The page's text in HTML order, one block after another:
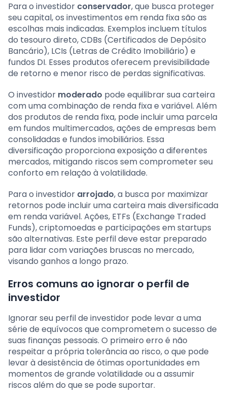
Para o investidor conservador, que busca proteger
seu capital, os investimentos em renda fixa são as
escolhas mais indicadas. Exemplos incluem títulos
do tesouro direto, CDBs (Certificados de Depósito
Bancário), LCIs (Letras de Crédito Imobiliário) e
fundos DI. Esses produtos oferecem previsibilidade
de retorno e menor risco de perdas significativas.
O investidor moderado pode equilibrar sua carteira
com uma combinação de renda fixa e variável. Além
dos produtos de renda fixa, pode incluir uma parcela
em fundos multimercados, ações de empresas bem
consolidadas e fundos imobiliários. Essa
diversificação proporciona exposição a diferentes
mercados, mitigando riscos sem comprometer seu
conforto em relação à volatilidade.
Para o investidor arrojado, a busca por maximizar
retornos pode incluir uma carteira mais diversificada
em renda variável. Ações, ETFs (Exchange Traded
Funds), criptomoedas e participações em startups
são alternativas. Este perfil deve estar preparado
para lidar com variações bruscas no mercado,
visando ganhos a longo prazo.
Erros comuns ao ignorar o perfil de
investidor
Ignorar seu perfil de investidor pode levar a uma
série de equívocos que comprometem o sucesso de
suas finanças pessoais. O primeiro erro é não
respeitar a própria tolerância ao risco, o que pode
levar à desistência de ótimas oportunidades em
momentos de grande volatilidade ou a assumir
riscos além do que se pode suportar.